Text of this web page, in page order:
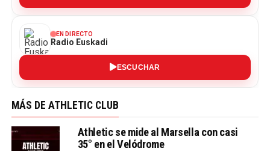
EN DIRECTO
Radio Euskadi
ESCUCHAR
MÁS DE ATHLETIC CLUB
Athletic se mide al Marsella con casi
35° en el Velódrome